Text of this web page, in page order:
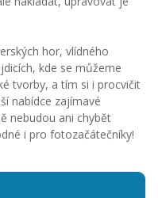
hor, vlídného
kde se můžeme
tvorby, a tím si i procvičit
nabídce zajímavé
nebudou ani chybět
i pro fotozačátečníky!